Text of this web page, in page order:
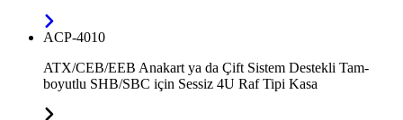
ACP-4010
ATX/CEB/EEB Anakart ya da Çift Sistem Destekli Tam-
boyutlu SHB/SBC için Sessiz 4U Raf Tipi Kasa